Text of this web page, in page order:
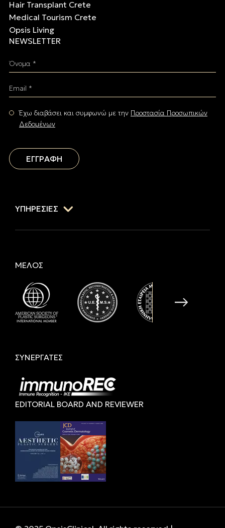
Hair Transplant Crete
Medical Tourism Crete
Opsis Living
NEWSLETTER
Όνομα *
Email *
Έχω διαβάσει και συμφωνώ με την Προστασία Προσωπικών
Δεδομένων
ΕΓΓΡΑΦΗ
ΥΠΗΡΕΣΙΕΣ
ΜΕΛΟΣ
ΣΥΝΕΡΓΑΤΕΣ
EDITORIAL BOARD AND REVIEWER